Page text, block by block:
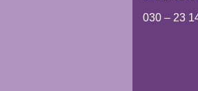
030 – 23